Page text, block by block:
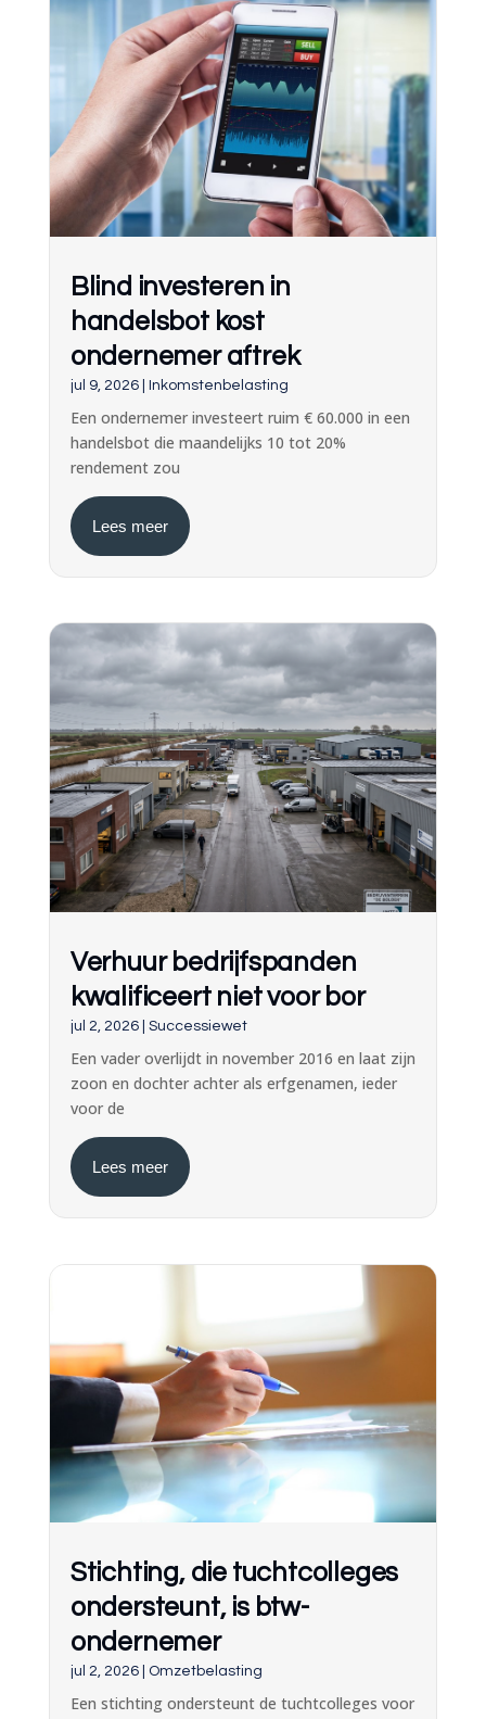
Blind investeren in
handelsbot kost
ondernemer aftrek
jul 9, 2026| Inkomstenbelasting
Een ondernemer investeert ruim € 60.000 in een
handelsbot die maandelijks 10 tot 20%
rendement zou
Lees meer
Verhuur bedrijfspanden
kwalificeert niet voor bor
jul 2, 2026| Successiewet
Een vader overlijdt in november 2016 en laat zijn
zoon en dochter achter als erfgenamen, ieder
voor de
Lees meer
Stichting, die tuchtcolleges
ondersteunt, is btw-
ondernemer
jul 2, 2026| Omzetbelasting
Een stichting ondersteunt de tuchtcolleges voor